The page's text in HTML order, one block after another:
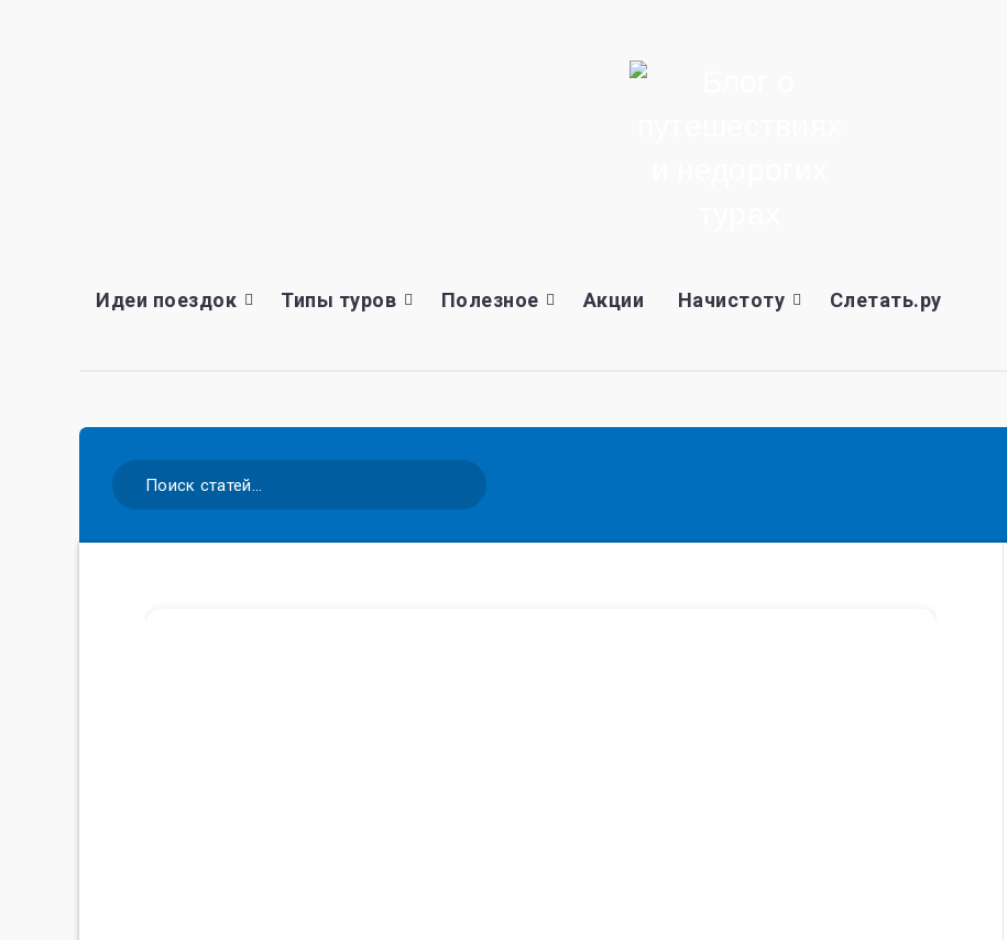
Идеи поездок Типы туров Полезное Акции Начистоту Слетать.ру